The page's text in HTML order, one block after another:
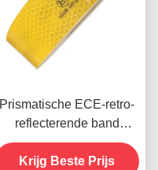
Prismatische ECE-retro-
reflecterende band
drukbaar met hoge
intensiteit
Krijg Beste Prijs